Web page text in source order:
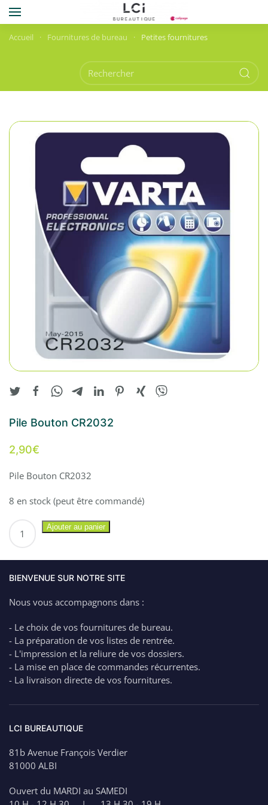
Skip to main content
Accueil Fournitures de bureau Petites fournitures
Pile Bouton CR2032
2,90€
Pile Bouton CR2032
8 en stock (peut être commandé)
CR2032
Ajouter au panier
BIENVENUE SUR NOTRE SITE
Nous vous accompagnons dans :
- Le choix de vos fournitures de bureau.
- La préparation de vos listes de rentrée.
- L'impression et la reliure de vos dossiers.
- La mise en place de commandes récurrentes.
- La livraison directe de vos fournitures.
LCI BUREAUTIQUE
81b Avenue François Verdier
81000 ALBI
Ouvert du MARDI au SAMEDI